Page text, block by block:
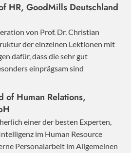
HR, GoodMills Deutschland
von Prof. Dr. Christian
der einzelnen Lektionen mit
dafür, dass die sehr gut
einprägsam sind
of Human Relations,
einer der besten Experten,
im Human Resource
Personalarbeit im Allgemeinen